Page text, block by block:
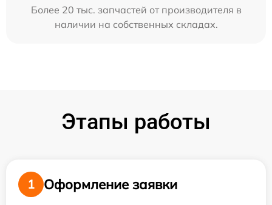
Более 20 тыс. запчастей от производителя в
наличии на собственных складах.
Этапы работы
1
Оформление заявки